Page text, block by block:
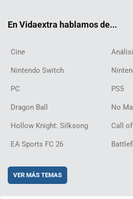
En Vidaextra hablamos de...
Cine
Nintendo Switch
PC PS5
Dragon Ball No
Hollow Knight: Silksong Call
EA Sports FC 26
VER MÁS TEMAS